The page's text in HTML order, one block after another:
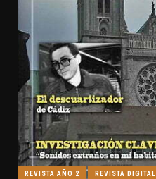
REVISTA AÑO 2 REVISTA DIGITAL